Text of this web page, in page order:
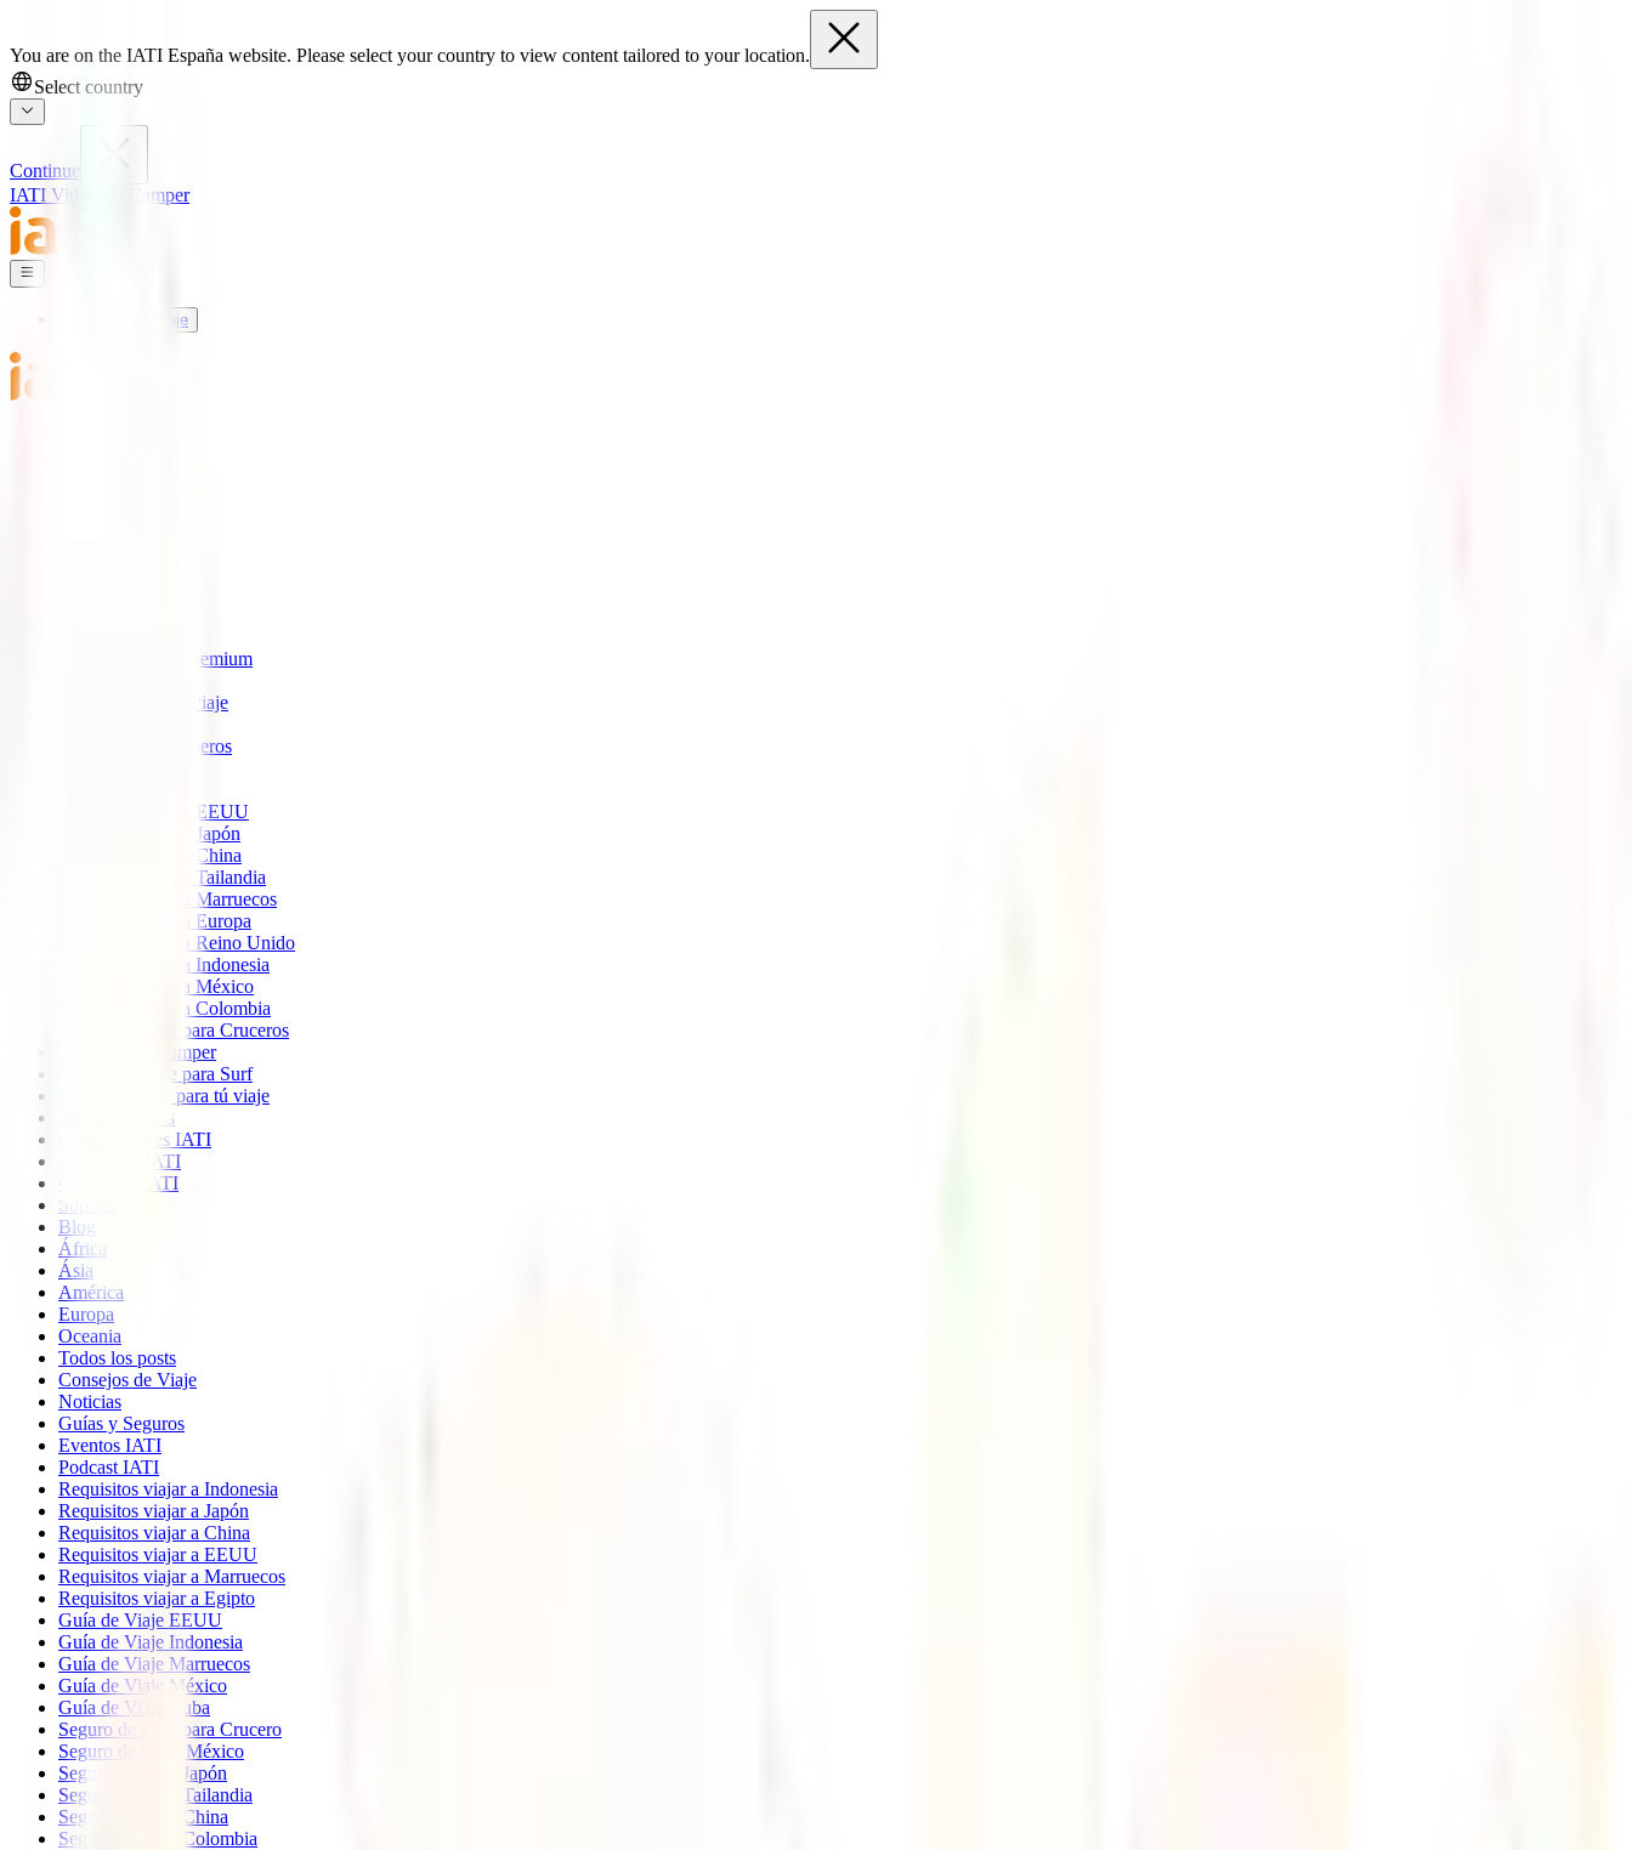
You are on the IATI España website. Please select your country to view content tailored to your location.
Select country
Continue
IATI Vida
IATI Camper
Seguros de Viaje
IATI Anulación Premium
IATI Anual Multiviaje
IATI Grandes Viajeros
Seguro de viaje a EEUU
Seguro de viaje a Japón
Seguro de viaje a China
Seguro de viaje a Tailandia
Seguro de viaje a Marruecos
Seguro de viaje a Europa
Seguro de viaje a Reino Unido
Seguro de viaje a Indonesia
Seguro de viaje a México
Seguro de viaje a Colombia
Seguro de viaje para Cruceros
Seguro para Camper
Seguro de viaje para Surf
Imprescindible para tú viaje
Quiénes somos
Colaboradores IATI
Descuento IATI
Opiniones IATI
Soporte
Blog
África
Ásia
América
Europa
Oceania
Todos los posts
Consejos de Viaje
Noticias
Guías y Seguros
Eventos IATI
Podcast IATI
Requisitos viajar a Indonesia
Requisitos viajar a Japón
Requisitos viajar a China
Requisitos viajar a EEUU
Requisitos viajar a Marruecos
Requisitos viajar a Egipto
Guía de Viaje EEUU
Guía de Viaje Indonesia
Guía de Viaje Marruecos
Guía de Viaje México
Guía de Viaje Cuba
Seguro de viaje para Crucero
Seguro de Viaje México
Seguro de viaje Japón
Seguro de viaje Tailandia
Seguro de viaje China
Seguro de viaje Colombia